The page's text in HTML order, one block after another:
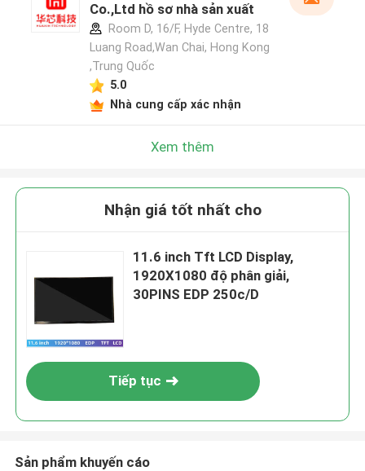
Co.,Ltd hồ sơ nhà sản xuất
Room D, 16/F, Hyde Centre, 18
Luang Road,Wan Chai, Hong Kong
,Trung Quốc
5.0
Nhà cung cấp xác nhận
Xem thêm
Nhận giá tốt nhất cho
11.6 inch Tft LCD Display,
1920X1080 độ phân giải,
30PINS EDP 250c/D
Tiếp tục
Sản phẩm khuyến cáo